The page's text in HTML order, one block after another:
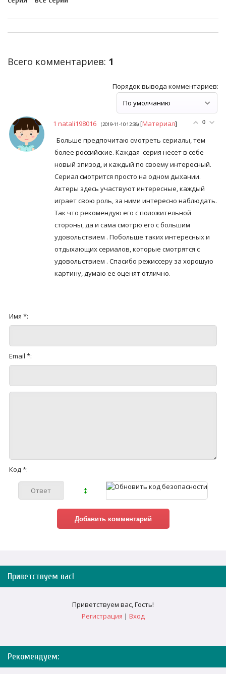
Всего комментариев: 1
Порядок вывода комментариев:
0
1 natali198016 (2019-11-10 12:38) [Материал]
Больше предпочитаю смотреть сериалы, тем
более российские. Каждая серия несет в себе
новый эпизод, и каждый по своему интересный.
Сериал смотрится просто на одном дыхании.
Актеры здесь участвуют интересные, каждый
играет свою роль, за ними интересно наблюдать.
Так что рекомендую его с положительной
стороны, да и сама смотрю его с большим
удовольствием . Побольше таких интересных и
отдыхающих сериалов, которые смотрятся с
удовольствием . Спасибо режиссеру за хорошую
картину, думаю ее оценят отлично.
Имя *:
Email *:
Код *:
Приветствуем вас!
Приветствуем вас,Гость!
Регистрация | Вход
Рекомендуем: